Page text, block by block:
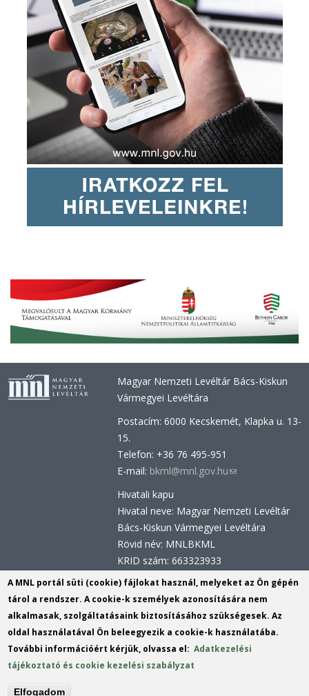
Magyar Nemzeti Levéltár Bács-Kiskun
Vármegyei Levéltára
Postacím: 6000 Kecskemét, Klapka u. 13-
15.
Telefon: +36 76 495-951
E-mail: bkml@mnl.gov.hu(link
mail)
Hivatali kapu
Hivatal neve: Magyar Nemzeti Levéltár
Bács-Kiskun Vármegyei Levéltára
Rövid név: MNLBKML
KRID szám: 663323933
Hivatali kapu - Központi Érkeztetési
Rendszer (KÉR)
Hivatal neve: Magyar Nemzeti Levéltár
Rövid név: MNL BKML
KRID szám: 113809158
Tartalomszerkesztők:
A MNL portál süti (cookie) fájlokat használ, melyeket az Ön gépén
tárol a rendszer. A cookie-k személyek azonosítására nem
alkalmasak, szolgáltatásaink biztosításához szükségesek. Az
oldal használatával Ön beleegyezik a cookie-k használatába.
További információért kérjük, olvassa el:Adatkezelési
tájékoztató és cookie kezelési szabályzat
Elfogadom